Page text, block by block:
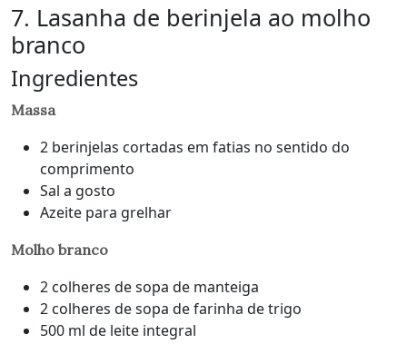
7. Lasanha de berinjela ao molho
branco
Ingredientes
Massa
2 berinjelas cortadas em fatias no sentido do
comprimento
Sal a gosto
Azeite para grelhar
Molho branco
2 colheres de sopa de manteiga
2 colheres de sopa de farinha de trigo
500 ml de leite integral